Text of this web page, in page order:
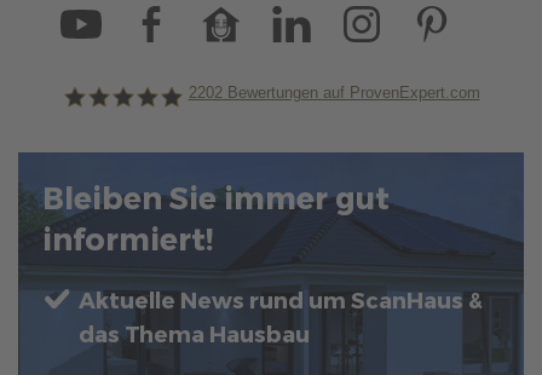
2202 Bewertungen auf ProvenExpert.com
Bleiben Sie immer gut
informiert!
Aktuelle News rund um ScanHaus &
das Thema Hausbau